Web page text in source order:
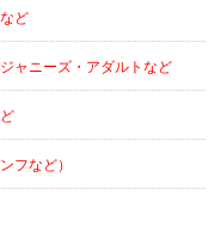
ど
ャニーズ・アダルトなど
フなど）